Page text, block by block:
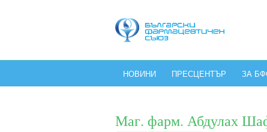
НОВИНИ ПРЕСЦЕНТЪР ЗА
Маг. фарм. Абдулах